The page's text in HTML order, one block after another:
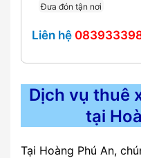
Đưa đón tận nơi
Liên hệ
Dịch vụ thuê
tại
Tại Hoàng Phú An,